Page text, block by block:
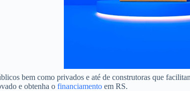
bem como privados e até de construtoras que
e obtenha o financiamento em RS.